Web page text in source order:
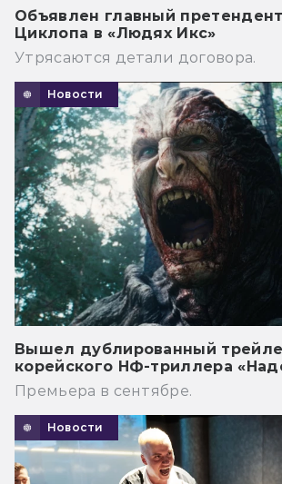
Объявлен главный
Циклопа в «Людях Икс»
Утрясаются детали договора.
Новости
Вышел дублированный
корейского НФ-триллера
Премьера в сентябре.
Новости